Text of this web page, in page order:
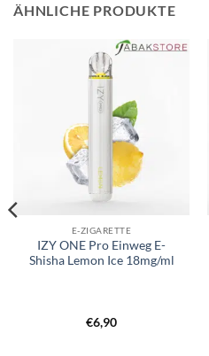
ÄHNLICHE PRODUKTE
E-ZIGARETTE
IZY ONE Pro Einweg E-
Shisha Lemon Ice 18mg/ml
€6,90